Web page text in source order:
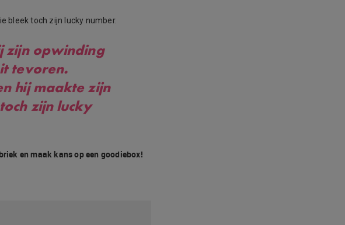
bleek toch zijn lucky number.
zijn opwinding
tevoren.
hij maakte zijn
zijn lucky
en maak kans op een goodiebox!